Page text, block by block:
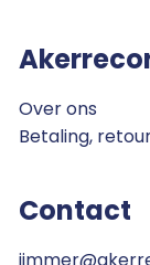
Over ons
Betaling,
Contact